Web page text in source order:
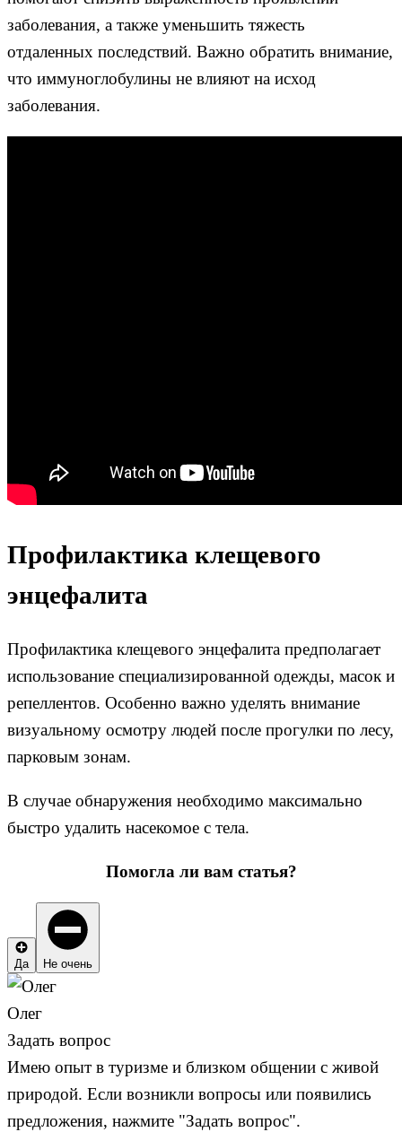
заболевания, а также уменьшить тяжесть
отдаленных последствий. Важно обратить внимание,
что иммуноглобулины не влияют на исход
заболевания.
Профилактика клещевого
энцефалита
Профилактика клещевого энцефалита предполагает
использование специализированной одежды, масок и
репеллентов. Особенно важно уделять внимание
визуальному осмотру людей после прогулки по лесу,
парковым зонам.
В случае обнаружения необходимо максимально
быстро удалить насекомое с тела.
Помогла ли вам статья?
Да Не очень
Олег
Задать вопрос
Имею опыт в туризме и близком общении с живой
природой. Если возникли вопросы или появились
предложения, нажмите "Задать вопрос".